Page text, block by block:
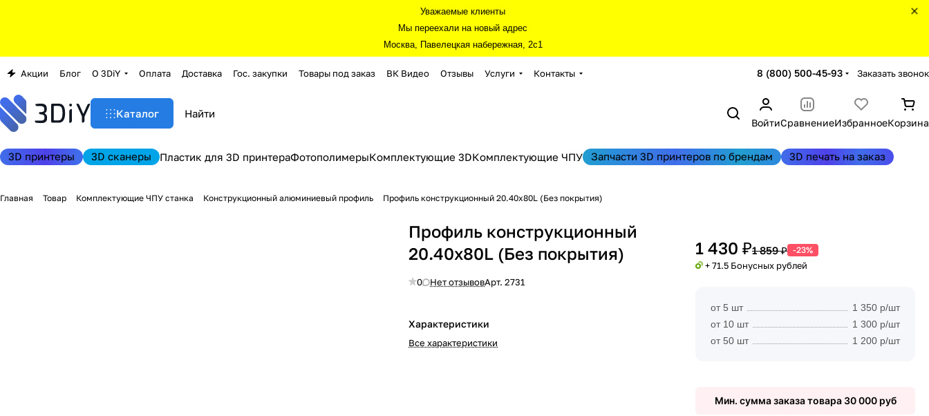
Уважаемые клиенты
Мы переехали на новый адрес
Москва, Павелецкая набережная, 2с1
Акции Блог О 3DiY Оплата Доставка Гос. закупки Товары под заказ ВК Видео Отзывы Услуги Контакты 8 (800) 500-45-93 Заказать звонок
Каталог
ВойтиСравнениеИзбранноеКорзина
3D принтеры 3D сканеры Пластик для 3D принтераФотополимерыКомплектующие 3DКомплектующие ЧПУ Запчасти 3D принтеров по брендам 3D печать на заказ
Главная Товар Комплектующие ЧПУ станка Конструкционный алюминиевый профиль Профиль конструкционный 20.40х80L (Без покрытия)
Профиль конструкционный
20.40х80L (Без покрытия)
0 Нет отзывовАрт.2731
Характеристики
Все характеристики
1 430 ₽1 859 ₽ -23%
+ 71.5 Бонусных рублей
от 5 шт
1 350 р/шт
от 10 шт
1 300 р/шт
от 50 шт
1 200 р/шт
Мин. сумма заказа товара 30 000 руб